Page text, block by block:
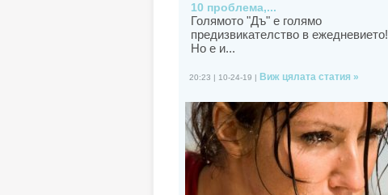
10 проблема,...
Голямото "Дъ" е голямо
предизвикателство в ежедневието!
Но е и...
20:23 | 10-24-19 | Виж цялата статия »